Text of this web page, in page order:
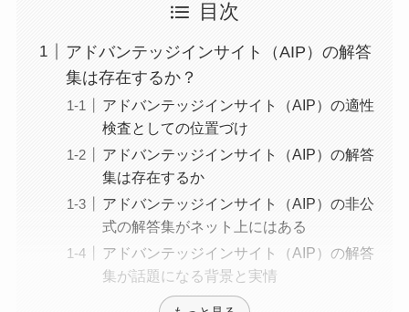
目次
アドバンテッジインサイト（AIP）の解答
集は存在するか？
アドバンテッジインサイト（AIP）の適性
検査としての位置づけ
アドバンテッジインサイト（AIP）の解答
集は存在するか
アドバンテッジインサイト（AIP）の非公
式の解答集がネット上にはある
アドバンテッジインサイト（AIP）の解答
集が話題になる背景と実情